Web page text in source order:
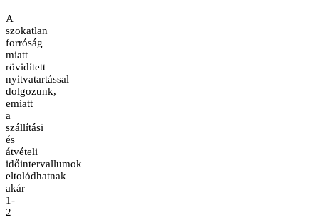
A
szokatlan
forróság
miatt
rövidített
nyitvatartással
dolgozunk,
emiatt
a
szállítási
és
átvételi
időintervallumok
eltolódhatnak
akár
1-
2